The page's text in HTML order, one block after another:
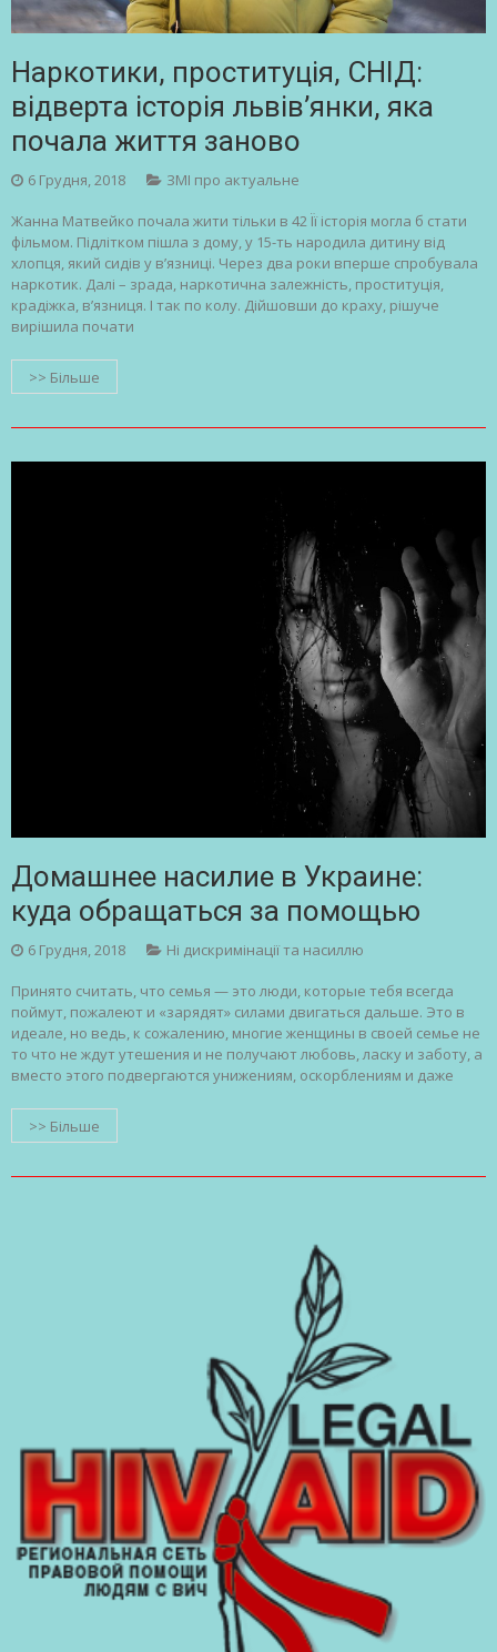
Наркотики, проституція, СНІД:
відверта історія львів’янки, яка
почала життя заново
6 Грудня, 2018 ЗМІ про актуальне
Жанна Матвейко почала жити тільки в 42 Її історія могла б стати
фільмом. Підлітком пішла з дому, у 15-ть народила дитину від
хлопця, який сидів у в’язниці. Через два роки вперше спробувала
наркотик. Далі – зрада, наркотична залежність, проституція,
крадіжка, в’язниця. І так по колу. Дійшовши до краху, рішуче
вирішила почати
>> Більше
Домашнее насилие в Украине:
куда обращаться за помощью
6 Грудня, 2018 Ні дискримінації та насиллю
Принято считать, что семья — это люди, которые тебя всегда
поймут, пожалеют и «зарядят» силами двигаться дальше. Это в
идеале, но ведь, к сожалению, многие женщины в своей семье не
то что не ждут утешения и не получают любовь, ласку и заботу, а
вместо этого подвергаются унижениям, оскорблениям и даже
>> Більше